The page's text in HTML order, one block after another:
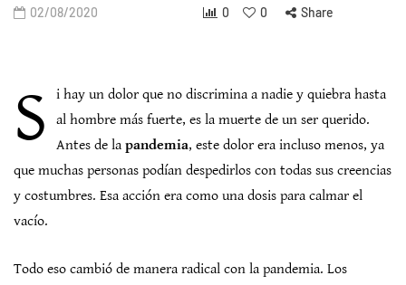
02/08/2020 0 0 Share
S
i hay un dolor que no discrimina a nadie y quiebra hasta
al hombre más fuerte, es la muerte de un ser querido.
Antes de la pandemia, este dolor era incluso menos, ya
que muchas personas podían despedirlos con todas sus creencias
y costumbres. Esa acción era como una dosis para calmar el
vacío.
Todo eso cambió de manera radical con la pandemia. Los